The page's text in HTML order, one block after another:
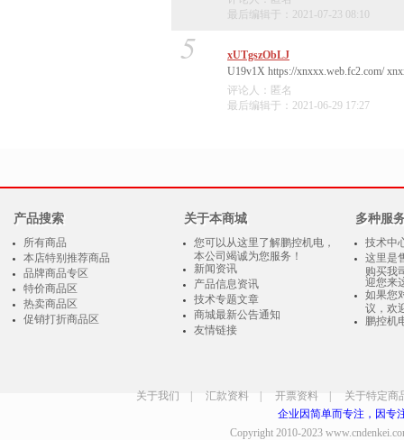
最后编辑于：2021-07-23 08:10
5
xUTgszObLJ
U19v1X https://xnxxx.web.fc2.com/
评论人：匿名
最后编辑于：2021-06-29 17:27
产品搜索
所有商品
本店特别推荐商品
品牌商品专区
特价商品区
热卖商品区
促销打折商品区
关于本商城
您可以从这里了解鹏控机电，
本公司竭诚为您服务！
新闻资讯
产品信息资讯
技术专题文章
商城最新公告通知
友情链接
多种服
技术中
这里是
购买我
迎您来
如果您
议，欢
鹏控机
关于我们 汇款资料 开票资料
关于特定商
企业因简单而专注，因专
Copyright 2010-2023